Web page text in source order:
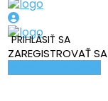
PRIHLÁSIŤ SA
ZAREGISTROVAŤ SA